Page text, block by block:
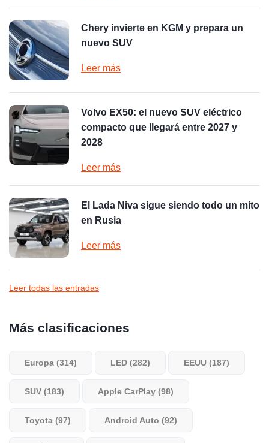
Chery invierte en KGM y prepara un
nuevo SUV
Leer más
Volvo EX50: el nuevo SUV eléctrico
compacto que llegará entre 2027 y
2028
Leer más
El Lada Niva sigue siendo todo un mito
en Rusia
Leer más
Leer todas las entradas
Más clasificaciones
Europa (314) LED (282) EEUU (187)
SUV (183) Apple CarPlay (98)
Toyota (97) Android Auto (92)